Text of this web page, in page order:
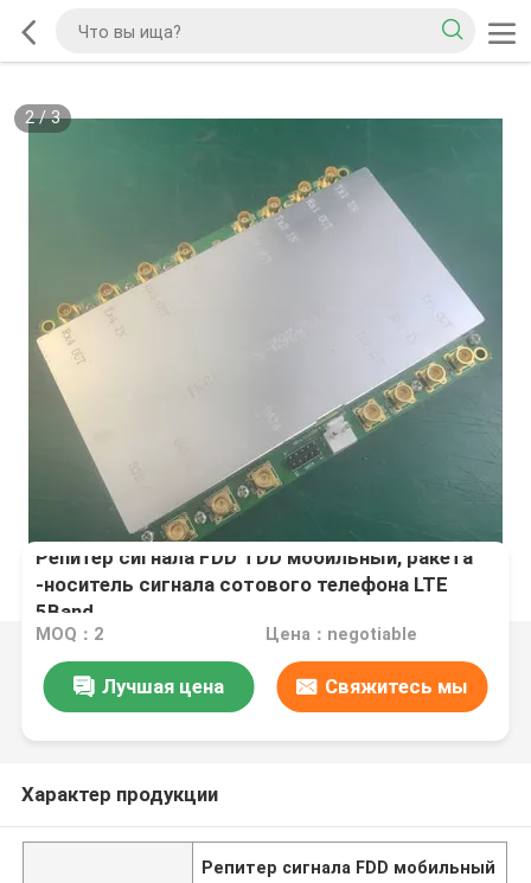
2/3
Репитер сигнала FDD TDD мобильный, ракета
-носитель сигнала сотового телефона LTE
5Band
MOQ：2 Цена：negotiable
Лучшая цена Свяжитесь мы
Характер продукции
Репитер сигнала FDD мобильный